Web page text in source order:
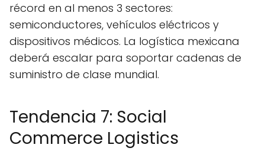
récord en al menos 3 sectores:
semiconductores, vehículos eléctricos y
dispositivos médicos. La logística mexicana
deberá escalar para soportar cadenas de
suministro de clase mundial.
Tendencia 7: Social
Commerce Logistics